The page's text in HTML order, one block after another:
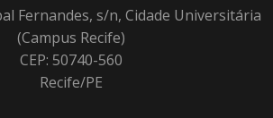
Fernandes, s/n, Cidade Universitária
(Campus Recife)
CEP: 50740-560
Recife/PE